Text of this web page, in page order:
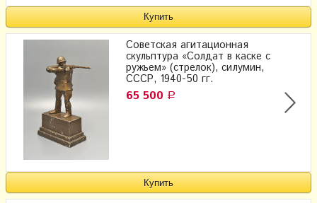
Советская агитационная
скульптура «Солдат в каске с
ружьем» (стрелок), силумин,
СССР, 1940-50 гг.
65 500 Р